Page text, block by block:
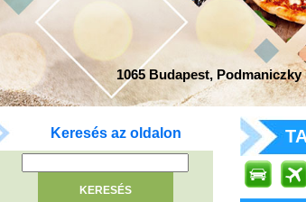
1065 Budapest, Podmaniczky
Keresés az oldalon